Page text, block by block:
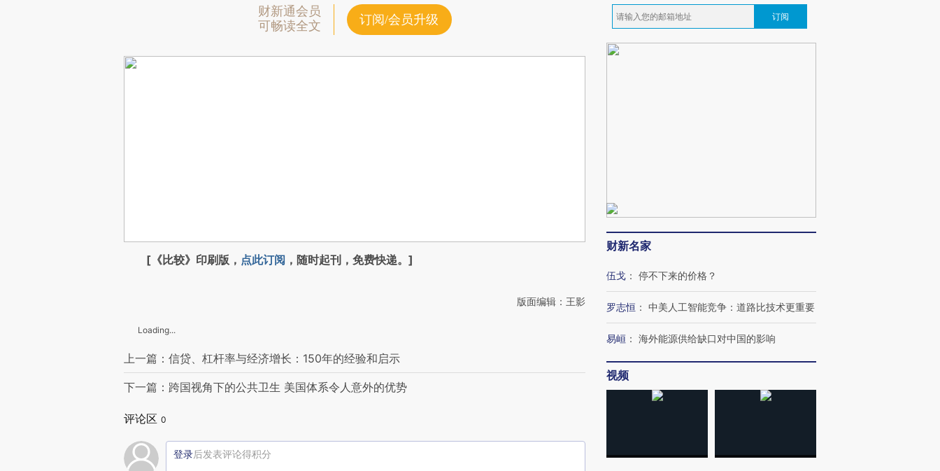
财新通会员
可畅读全文
订阅/会员升级
[《比较》印刷版， 点此订阅 ，随时起刊，免费快递。]
版面编辑：王影
Loading...
上一篇：信贷、杠杆率与经济增长：150年的经验和启示
下一篇：跨国视角下的公共卫生 美国体系令人意外的优势
评论区 0
登录后发表评论得积分
订阅
财新名家
伍戈 ： 停不下来的价格？
罗志恒 ： 中美人工智能竞争：道路比技术更重要
易峘 ： 海外能源供给缺口对中国的影响
视频